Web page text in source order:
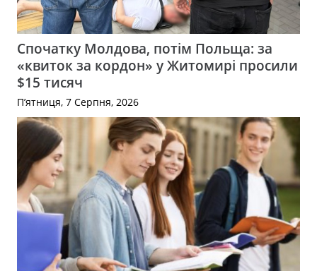
Спочатку Молдова, потім Польща: за
«квиток за кордон» у Житомирі просили
$15 тисяч
П’ятниця, 7 Серпня, 2026